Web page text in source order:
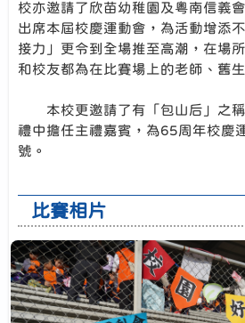
校亦邀請了欣苗幼稚園及粵南信義
出席本屆校慶運動會，為活動增添
接力」更令到全場推至高潮，在場
和校友都為在比賽場上的老師、舊
本校更邀請了有「包山后」之稱
禮中擔任主禮嘉賓，為65周年校慶
號。
比賽相片